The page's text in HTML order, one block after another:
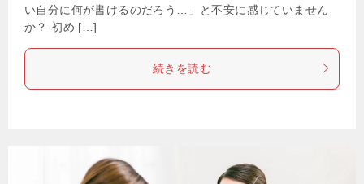
い自分に何が書けるのだろう…」と不安に感じていません
か？ 初め […]
続きを読む